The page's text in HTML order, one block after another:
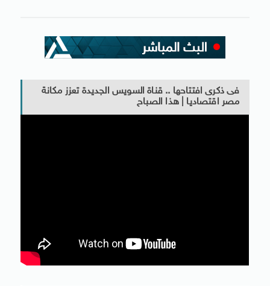
فى ذكرى افتتاحها .. قناة السويس الجديدة تعزز مكانة
مصر اقتصاديا | هذا الصباح